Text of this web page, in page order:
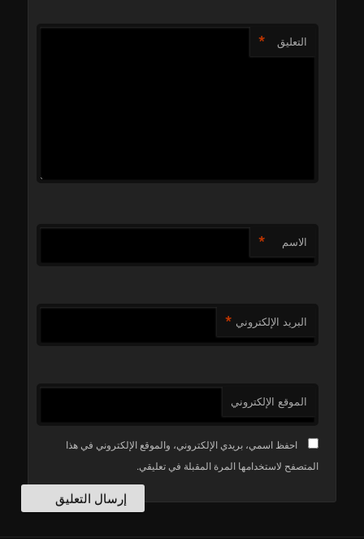
التعليق *
الاسم *
البريد الإلكتروني *
الموقع الإلكتروني
احفظ اسمي، بريدي الإلكتروني، والموقع الإلكتروني في هذا
المتصفح لاستخدامها المرة المقبلة في تعليقي.